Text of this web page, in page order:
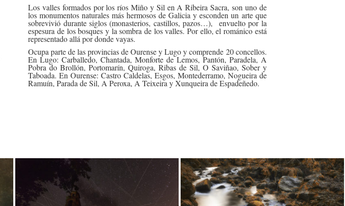
Los valles formados por los ríos Miño y Sil en A Ribeira Sacra, son uno de
los monumentos naturales más hermosos de Galicia y esconden un arte que
sobrevivió durante siglos (monasterios, castillos, pazos…), envuelto por la
espesura de los bosques y la sombra de los valles. Por ello, el románico está
representado allá por donde vayas.
Ocupa parte de las provincias de Ourense y Lugo y comprende 20 concellos.
En Lugo: Carballedo, Chantada, Monforte de Lemos, Pantón, Paradela, A
Pobra do Brollón, Portomarín, Quiroga, Ribas de Sil, O Saviñao, Sober y
Taboada. En Ourense: Castro Caldelas, Esgos, Montederramo, Nogueira de
Ramuín, Parada de Sil, A Peroxa, A Teixeira y Xunqueira de Espadeñedo.